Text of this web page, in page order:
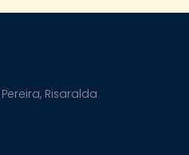
Risaralda.